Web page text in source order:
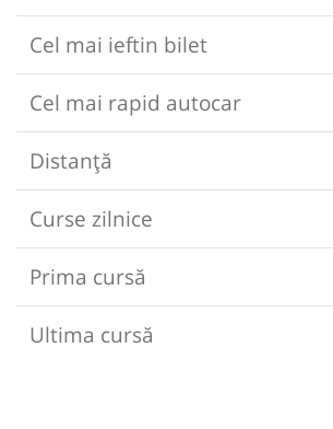
Cel mai ieftin bilet
Cel mai rapid autocar
Distanță
Curse zilnice
Prima cursă
Ultima cursă